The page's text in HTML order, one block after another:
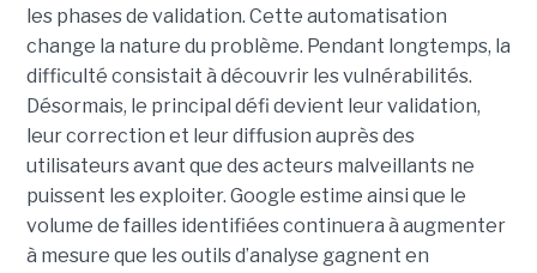
les phases de validation. Cette automatisation
change la nature du problème. Pendant longtemps, la
difficulté consistait à découvrir les vulnérabilités.
Désormais, le principal défi devient leur validation,
leur correction et leur diffusion auprès des
utilisateurs avant que des acteurs malveillants ne
puissent les exploiter. Google estime ainsi que le
volume de failles identifiées continuera à augmenter
à mesure que les outils d’analyse gagnent en